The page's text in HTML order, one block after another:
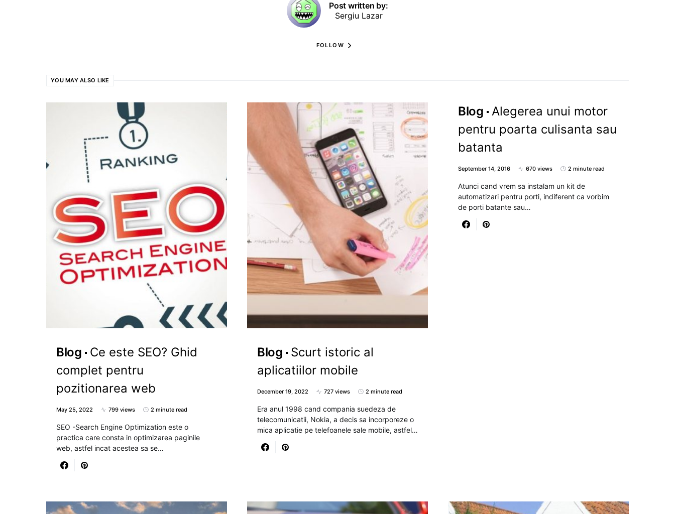
Post written by:
Sergiu Lazar
FOLLOW
YOU MAY ALSO LIKE
Blog
Ce este SEO? Ghid
complet pentru
pozitionarea web
May 25, 2022 799 views 2 minute read
SEO -Search Engine Optimization este o
practica care consta in optimizarea paginile
web, astfel incat acestea sa se…
Blog
Scurt istoric al
aplicatiilor mobile
December 19, 2022 727 views 2 minute read
Era anul 1998 cand compania suedeza de
telecomunicatii, Nokia, a decis sa incorporeze o
mica aplicatie pe telefoanele sale mobile, astfel…
Blog Alegerea unui motor
pentru poarta culisanta sau
batanta
September 14, 2016 670 views 2 minute read
Atunci cand vrem sa instalam un kit de
automatizari pentru porti, indiferent ca vorbim
de porti batante sau…